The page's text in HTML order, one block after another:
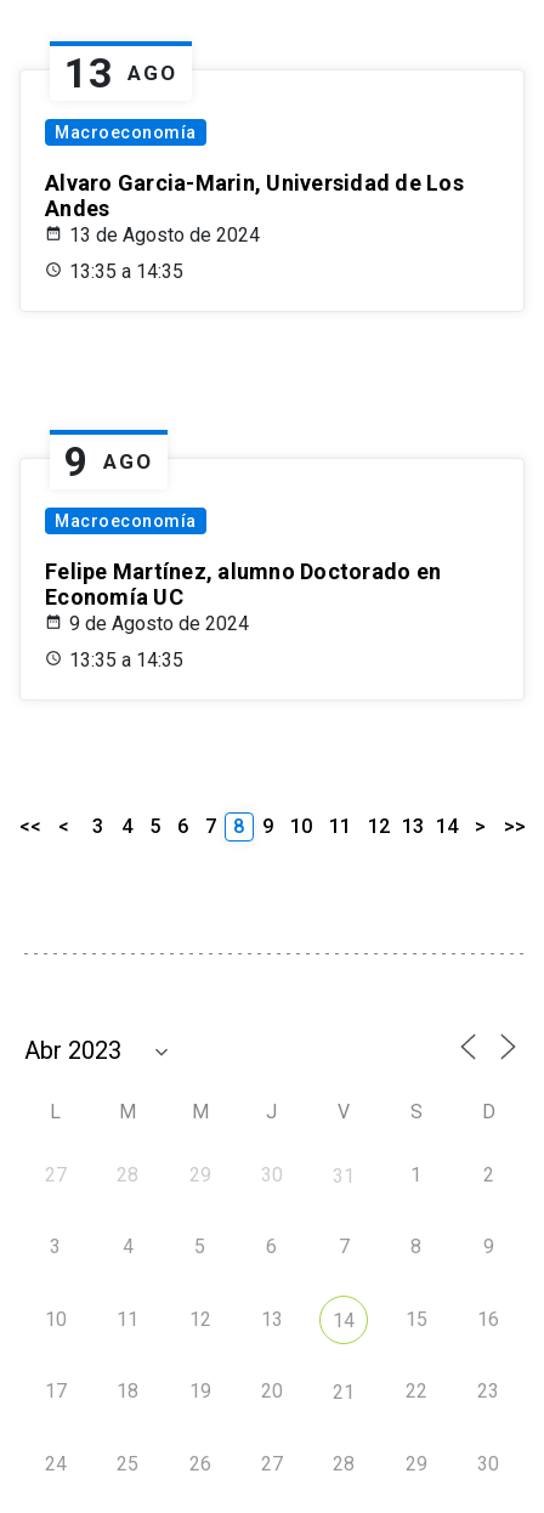
13 AGO
Macroeconomía
Alvaro Garcia-Marin, Universidad de Los
Andes
13 de Agosto de 2024
13:35 a 14:35
9 AGO
Macroeconomía
Felipe Martínez, alumno Doctorado en
Economía UC
9 de Agosto de 2024
13:35 a 14:35
<< < 3 4 5 6 7 8 9 10 11 12 13 14 > >>
L M M J V S D
27 28 29 30 31 1 2
3 4 5 6 7 8 9
10 11 12 13 14 15 16
17 18 19 20 21 22 23
24 25 26 27 28 29 30